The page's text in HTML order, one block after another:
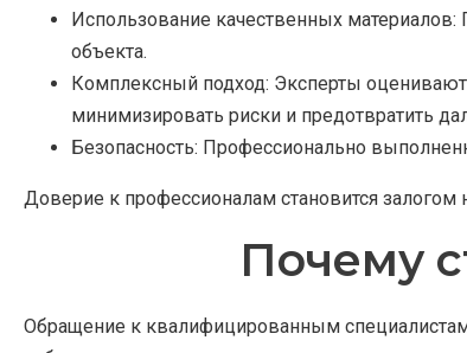
Использование качественных
объекта.
Комплексный подход: Эксперты оценивают
минимизировать риски и предотвратить
Безопасность: Профессионально
Доверие к профессионалам становится
Почему
Обращение к квалифицированным